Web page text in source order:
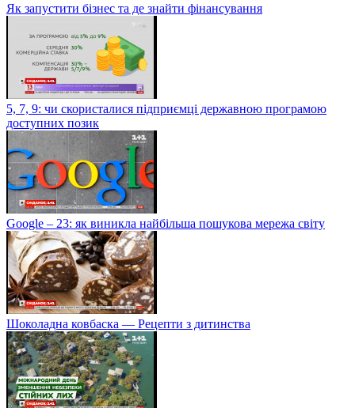
Як запустити бізнес та де знайти фінансування
5, 7, 9: чи скористалися підприємці державною програмою
доступних позик
Google – 23: як виникла найбільша пошукова мережа світу
Шоколадна ковбаска — Рецепти з дитинства